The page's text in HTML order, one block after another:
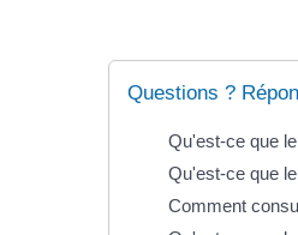
Questions ?
Qu'est-ce que
Qu'est-ce que
Comment